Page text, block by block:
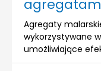
Agregaty
wykorzystywane
umożliwiające